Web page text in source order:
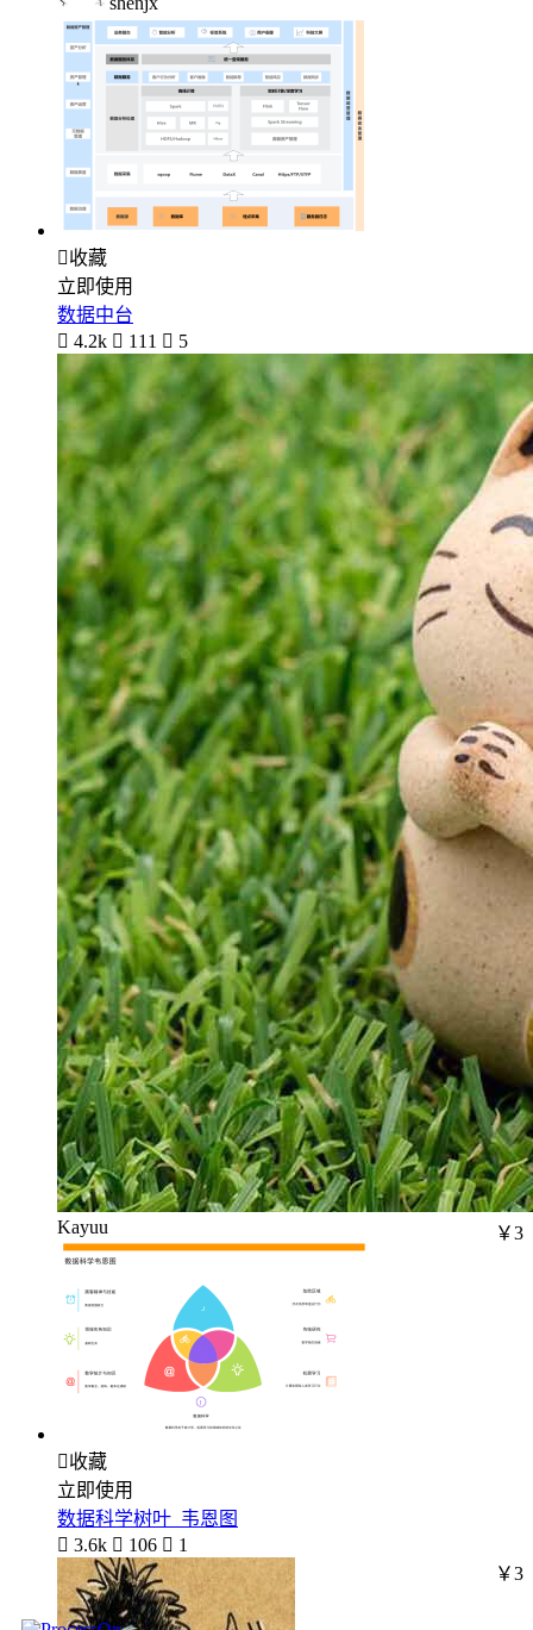
收藏
立即使用
数据中台
 4.2k  111  5
Kayuu ￥3
收藏
立即使用
数据科学树叶_韦恩图
 3.6k  106  1
￥3